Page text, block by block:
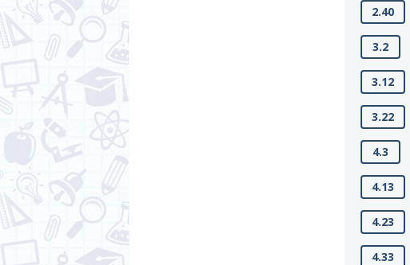
2.40
3.2
3.12
3.22
4.3
4.13
4.23
4.33